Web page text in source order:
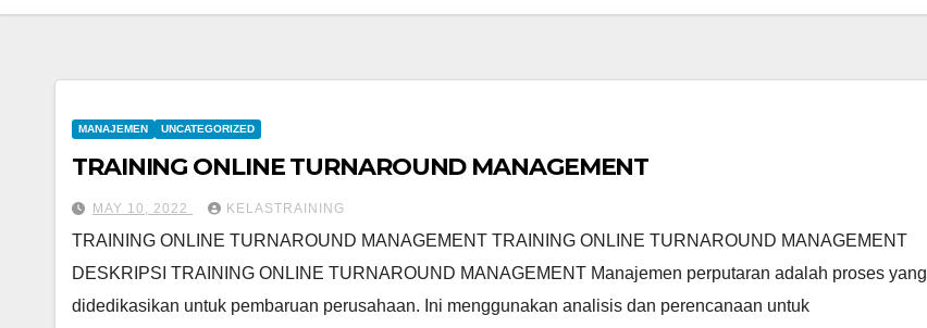
MANAJEMEN UNCATEGORIZED
TRAINING ONLINE TURNAROUND MANAGEMENT
MAY 10, 2022 KELASTRAINING
TRAINING ONLINE TURNAROUND MANAGEMENT TRAINING ONLINE TURNAROUND MANAGEMENT
DESKRIPSI TRAINING ONLINE TURNAROUND MANAGEMENT Manajemen perputaran adalah proses yang
didedikasikan untuk pembaruan perusahaan. Ini menggunakan analisis dan perencanaan untuk